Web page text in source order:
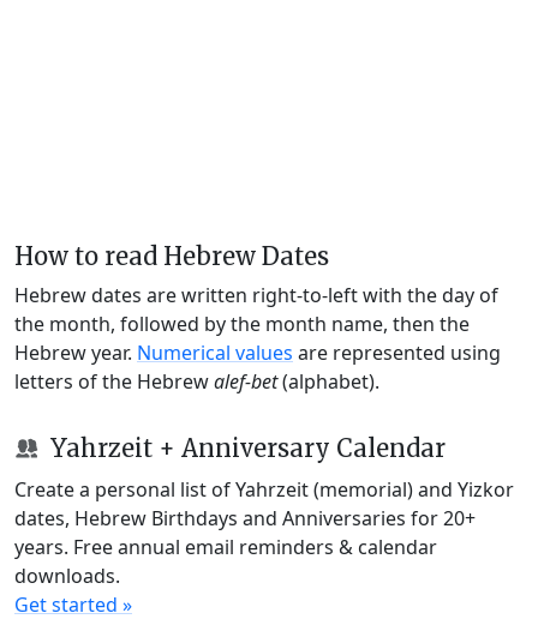
How to read Hebrew Dates
Hebrew dates are written right-to-left with the day of
the month, followed by the month name, then the
Hebrew year. Numerical values are represented using
letters of the Hebrewalef-bet(alphabet).
Yahrzeit + Anniversary Calendar
Create a personal list of Yahrzeit (memorial) and Yizkor
dates, Hebrew Birthdays and Anniversaries for 20+
years. Free annual email reminders & calendar
downloads.
Get started »